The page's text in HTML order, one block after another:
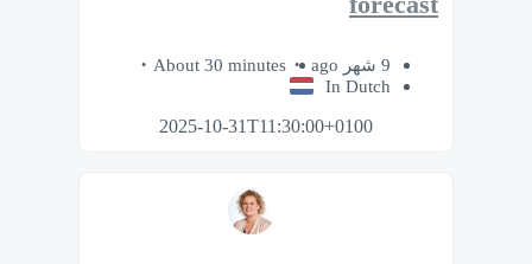
9 شهر ago
About 30 minutes
In Dutch
2025-10-31T11:30:00+0100